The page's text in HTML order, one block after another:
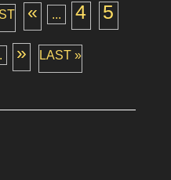
« ... 4
5
» LAST »